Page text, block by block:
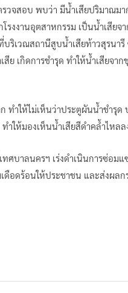
จสอบ พบว่า มีน้ำเสียปริมาณมา
รงงานอุตสาหกรรม เป็นน้ำเสียจ
ริเวณสถานีสูบน้ำเสียท้าวสุรนา
เกิดการชำรุด ทำให้น้ำเสียจาก
ำให้ไม่เห็นว่าประตูผันน้ำชำรุด
ให้มองเห็นน้ำเสียสีดำคล้ำไหล
ศบาลนครฯ เร่งดำเนินการซ่อม
ดือดร้อนให้ประชาชน และส่งผล